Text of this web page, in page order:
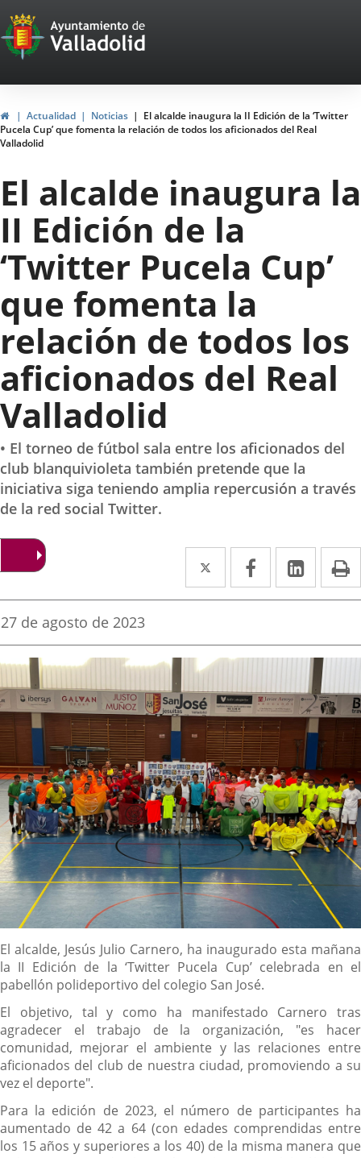
Portal
Web
del
Ayuntamiento
de
Valladolid
InicioActualidad Noticias
El alcalde inaugura la II Edición de la ‘Twitter
Pucela Cup’ que fomenta la relación de todos los aficionados del Real
Valladolid
El alcalde inaugura la
II Edición de la
‘Twitter Pucela Cup’
que fomenta la
relación de todos los
aficionados del Real
Valladolid
• El torneo de fútbol sala entre los aficionados del
club blanquivioleta también pretende que la
iniciativa siga teniendo amplia repercusión a través
de la red social Twitter.
Twitter
Enlace
a
aplicación
externa.
Facebook
Enlace
a
aplicación
externa.
Enlace
a
Fecha
la
noticia
27 de agosto de 2023
Descripción
El alcalde, Jesús Julio Carnero, ha inaugurado esta mañana
la II Edición de la ‘Twitter Pucela Cup’ celebrada en el
pabellón polideportivo del colegio San José.
El objetivo, tal y como ha manifestado Carnero tras
agradecer el trabajo de la organización, "es hacer
comunidad, mejorar el ambiente y las relaciones entre
aficionados del club de nuestra ciudad, promoviendo a su
vez el deporte".
Para la edición de 2023, el número de participantes ha
aumentado de 42 a 64 (con edades comprendidas entre
los 15 años y superiores a los 40) de la misma manera que